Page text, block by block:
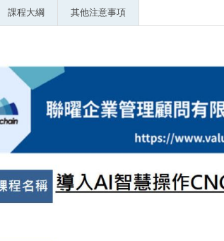
課程大綱 其他注意事項